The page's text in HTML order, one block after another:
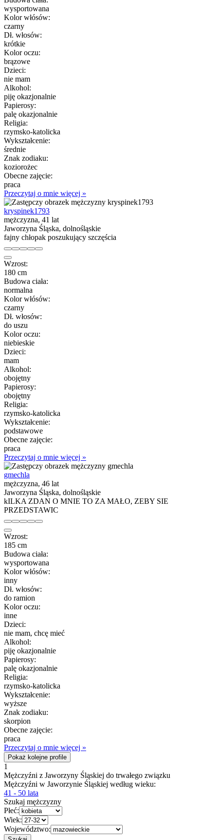
wysportowana
Kolor włósów:
czarny
Dł. włosów:
krótkie
Kolor oczu:
brązowe
Dzieci:
nie mam
Alkohol:
piję okazjonalnie
Papierosy:
palę okazjonalnie
Religia:
rzymsko-katolicka
Wykształcenie:
średnie
Znak zodiaku:
koziorożec
Obecne zajęcie:
praca
Przeczytaj o mnie więcej »
kryspinek1793
mężczyzna, 41 lat
Jaworzyna Śląska, dolnośląskie
fajny chłopak poszukujący szczęścia
Wzrost:
180 cm
Budowa ciała:
normalna
Kolor włósów:
czarny
Dł. włosów:
do uszu
Kolor oczu:
niebieskie
Dzieci:
mam
Alkohol:
obojętny
Papierosy:
obojętny
Religia:
rzymsko-katolicka
Wykształcenie:
podstawowe
Obecne zajęcie:
praca
Przeczytaj o mnie więcej »
gmechla
mężczyzna, 46 lat
Jaworzyna Śląska, dolnośląskie
kILKA ZDAN O MNIE TO ZA MAŁO, ZEBY SIE
PRZEDSTAWIC
Wzrost:
185 cm
Budowa ciała:
wysportowana
Kolor włósów:
inny
Dł. włosów:
do ramion
Kolor oczu:
inne
Dzieci:
nie mam, chcę mieć
Alkohol:
piję okazjonalnie
Papierosy:
palę okazjonalnie
Religia:
rzymsko-katolicka
Wykształcenie:
wyższe
Znak zodiaku:
skorpion
Obecne zajęcie:
praca
Przeczytaj o mnie więcej »
Pokaż kolejne profile
1
Mężczyźni z Jaworzyny Śląskiej do trwałego związku
Mężczyźni w Jaworzynie Śląskiej według wieku:
41 - 50 lata
Szukaj mężczyzny
Płeć:
Wiek:
Województwo: